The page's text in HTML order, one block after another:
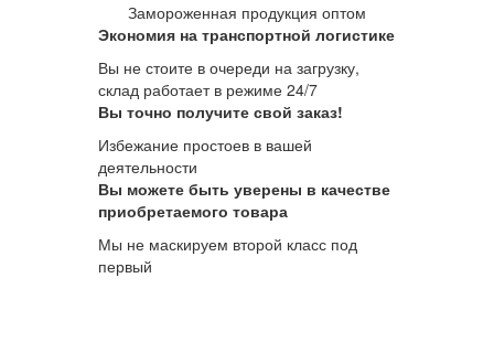
Замороженная продукция оптом
Экономия на транспортной логистике
Вы не стоите в очереди на загрузку,
склад работает в режиме 24/7
Вы точно получите свой заказ!
Избежание простоев в вашей
деятельности
Вы можете быть уверены в качестве
приобретаемого товара
Мы не маскируем второй класс под
первый